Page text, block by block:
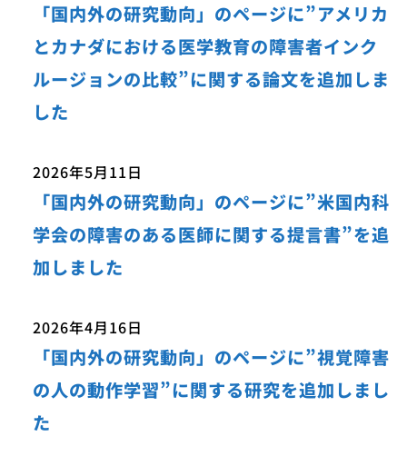
「国内外の研究動向」のページに”アメリカ
とカナダにおける医学教育の障害者インク
ルージョンの比較”に関する論文を追加しま
した
2026年5月11日
「国内外の研究動向」のページに”米国内科
学会の障害のある医師に関する提言書”を追
加しました
2026年4月16日
「国内外の研究動向」のページに”視覚障害
の人の動作学習”に関する研究を追加しまし
た